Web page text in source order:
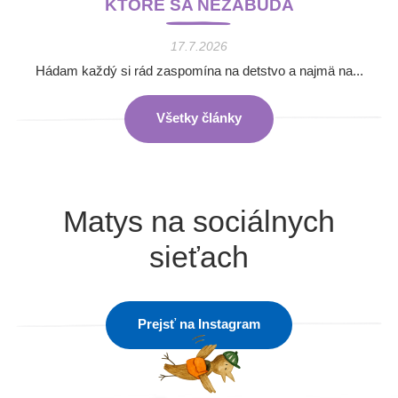
KTORÉ SA NEZABÚDA
17.7.2026
Hádam každý si rád zaspomína na detstvo a najmä na...
Všetky články
Matys na sociálnych
sieťach
Prejsť na Instagram